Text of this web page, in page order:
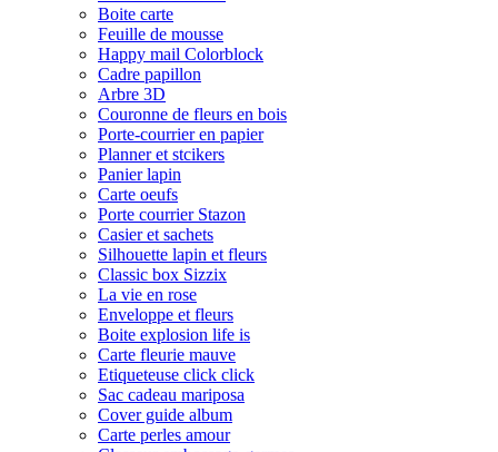
Boite carte
Feuille de mousse
Happy mail Colorblock
Cadre papillon
Arbre 3D
Couronne de fleurs en bois
Porte-courrier en papier
Planner et stcikers
Panier lapin
Carte oeufs
Porte courrier Stazon
Casier et sachets
Silhouette lapin et fleurs
Classic box Sizzix
La vie en rose
Enveloppe et fleurs
Boite explosion life is
Carte fleurie mauve
Etiqueteuse click click
Sac cadeau mariposa
Cover guide album
Carte perles amour